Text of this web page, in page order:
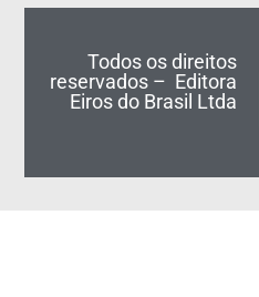
Todos os direitos
reservados – Editora
Eiros do Brasil Ltda